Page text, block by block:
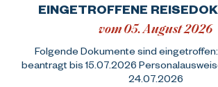
EINGETROFFENE
vom 05. August 2026
Folgende Dokumente sind
beantragt bis 15.07.2026
24.07.2026